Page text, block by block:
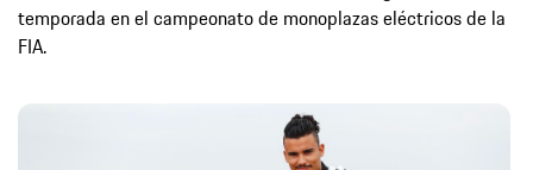
temporada en el campeonato de monoplazas eléctricos de la
FIA.